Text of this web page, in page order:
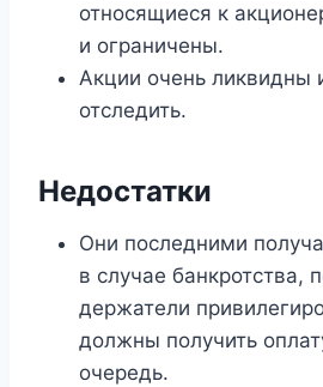
относящиеся к
и ограничены.
Акции очень ликвидны
отследить.
Недостатки
Они последними
в случае банкротства,
держатели
должны получить
очередь.